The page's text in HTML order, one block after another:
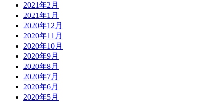
2021年2月
2021年1月
2020年12月
2020年11月
2020年10月
2020年9月
2020年8月
2020年7月
2020年6月
2020年5月